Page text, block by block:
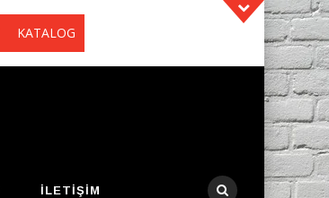
KATALOG
İLETIŞIM